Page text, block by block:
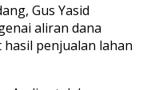
Gus Yasid
aliran dana
penjualan lahan